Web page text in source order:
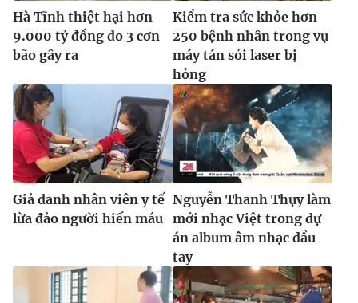
® Cấm sao chép dưới mọi hình thức nếu không có sự chấp
thuận bằng văn bản. Ghi rõ nguồn VTV.vn khi phát hành lại
Hà Tĩnh thiệt hại hơn
9.000 tỷ đồng do 3 cơn
bão gây ra
Kiểm tra sức khỏe hơn
250 bệnh nhân trong vụ
máy tán sỏi laser bị
hỏng
Giả danh nhân viên y tế
lừa đảo người hiến máu
Nguyễn Thanh Thụy làm
mới nhạc Việt trong dự
án album âm nhạc đầu
tay